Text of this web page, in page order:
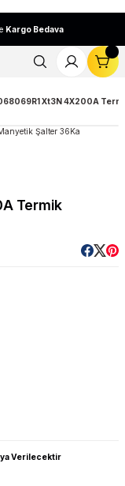
Kargo Bedava
Xt3N 4X200A
Termik
Verilecektir